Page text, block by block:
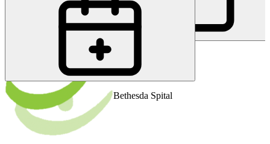
Bethesda Spital